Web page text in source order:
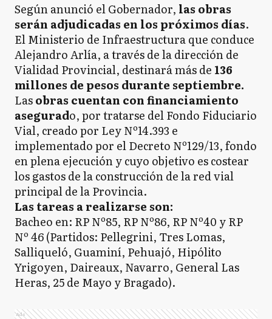
Según anunció el Gobernador, las obras
serán adjudicadas en los próximos días.
El Ministerio de Infraestructura que conduce
Alejandro Arlía, a través de la dirección de
Vialidad Provincial, destinará más de 136
millones de pesos durante septiembre.
Lasobras cuentan con financiamiento
asegurado, por tratarse del Fondo Fiduciario
Vial, creado por Ley Nº14.393 e
implementado por el Decreto Nº129/13, fondo
en plena ejecución y cuyo objetivo es costear
los gastos de la construcción de la red vial
principal de la Provincia.
Las tareas a realizarse son:
Bacheo en: RP Nº85, RP Nº86, RP Nº40 y RP
Nº 46 (Partidos: Pellegrini, Tres Lomas,
Salliqueló, Guaminí, Pehuajó, Hipólito
Yrigoyen, Daireaux, Navarro, General Las
Heras, 25 de Mayo y Bragado).
Ads